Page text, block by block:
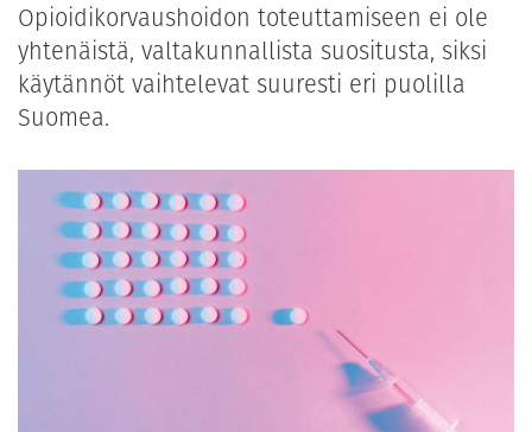
Opioidikorvaushoidon toteuttamiseen ei ole
yhtenäistä, valtakunnallista suositusta, siksi
käytännöt vaihtelevat suuresti eri puolilla
Suomea.